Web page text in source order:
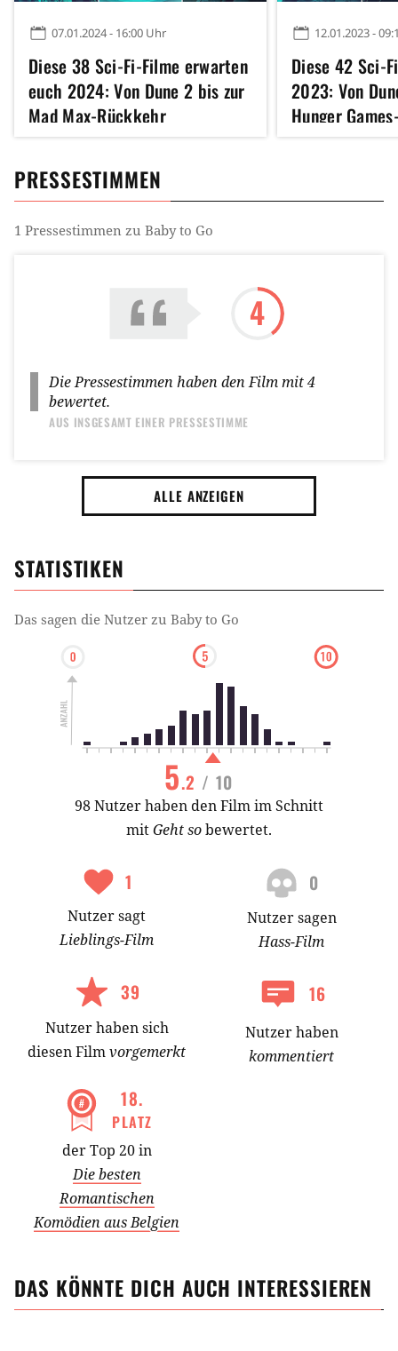
07.01.2024 - 16:00 Uhr
Diese 38 Sci-Fi-Filme erwarten
euch 2024: Von Dune 2 bis zur
Mad Max-Rückkehr
12.01.2023 -
Diese 42 Sci-
2023: Von
Hunger
PRESSESTIMMEN
1 Pressestimmen zu Baby to Go
4
Die Pressestimmen haben den Film mit4
bewertet.
AUS INSGESAMT EINER PRESSESTIMME
ALLE ANZEIGEN
STATISTIKEN
Das sagen die Nutzer zu Baby to Go
5.2 / 10
98 Nutzer haben den Film im Schnitt
mitGeht sobewertet.
1
Nutzersagt
Lieblings-Film
0
Nutzersagen
Hass-Film
39
Nutzerhabensich
diesen Filmvorgemerkt
16
Nutzer haben
kommentiert
18.
PLATZ
der Top 20 in
Die besten
Romantischen
Komödien aus Belgien
DAS KÖNNTE DICH AUCH INTERESSIEREN